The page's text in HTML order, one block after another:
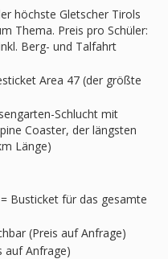
höchste Gletscher Tirols
Thema. Preis pro Schüler:
Berg- und Talfahrt
Area 47 (der größte
Schlucht mit
Coaster, der längsten
Länge)
Busticket für das gesamte
(Preis auf Anfrage)
auf Anfrage)